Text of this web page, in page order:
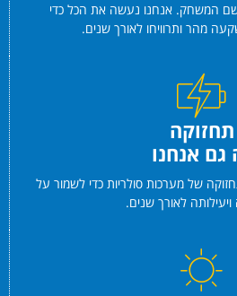
המשחק. אנחנו נעשה את הכל כדי
מהר ותרוויחו לאורך שנים.
תחזוקה
גם אנחנו
של מערכות סולריות כדי לשמור על
ויעילותה לאורך שנים.